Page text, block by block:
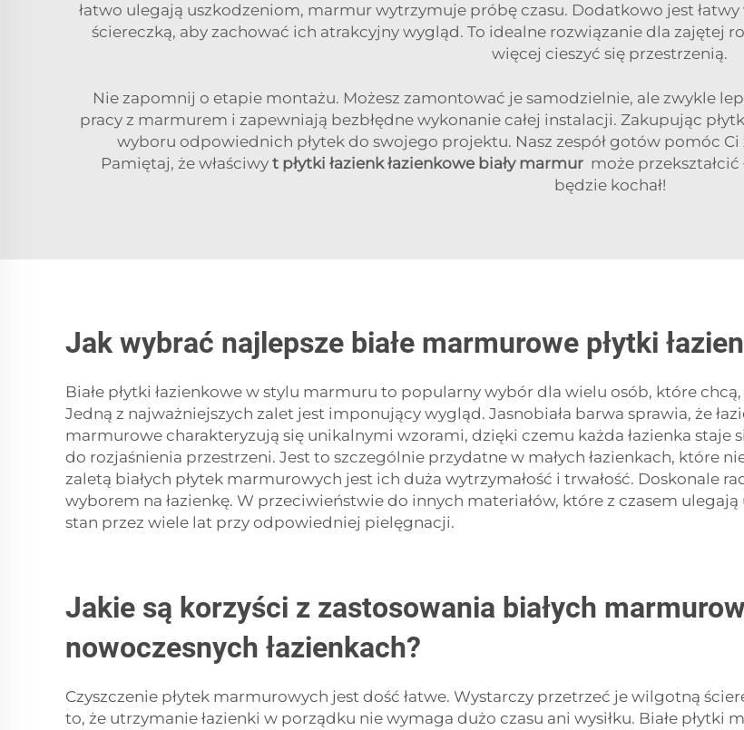
łatwo ulegają uszkodzeniom, marmur wytrzymuje próbę czasu. Dodatkowo jest
ściereczką, aby zachować ich atrakcyjny wygląd. To idealne rozwiązanie dla zajętej
więcej cieszyć się przestrzenią.
Nie zapomnij o etapie montażu. Możesz zamontować je samodzielnie, ale zwykle
pracy z marmurem i zapewniają bezbłędne wykonanie całej instalacji. Zakupując
wyboru odpowiednich płytek do swojego projektu. Nasz zespół gotów pomóc
Pamiętaj, że właściwy t płytki łazienk łazienkowe biały marmur może
będzie kochał!
Jak wybrać najlepsze białe marmurowe płytki
Białe płytki łazienkowe w stylu marmuru to popularny wybór dla wielu osób, które
Jedną z najważniejszych zalet jest imponujący wygląd. Jasnobiała barwa sprawia, że
marmurowe charakteryzują się unikalnymi wzorami, dzięki czemu każda łazienka staje
do rozjaśnienia przestrzeni. Jest to szczególnie przydatne w małych łazienkach, które
zaletą białych płytek marmurowych jest ich duża wytrzymałość i trwałość. Doskonale
wyborem na łazienkę. W przeciwieństwie do innych materiałów, które z czasem
stan przez wiele lat przy odpowiedniej pielęgnacji.
Jakie są korzyści z zastosowania białych
nowoczesnych łazienkach?
Czyszczenie płytek marmurowych jest dość łatwe. Wystarczy przetrzeć je wilgotną
to, że utrzymanie łazienki w porządku nie wymaga dużo czasu ani wysiłku. Białe